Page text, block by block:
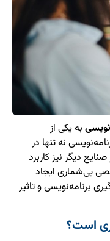
به یکی از
نه تنها در
دیگر نیز کاربرد
بی‌شماری ایجاد
برنامه‌نویسی و تاثیر
است؟